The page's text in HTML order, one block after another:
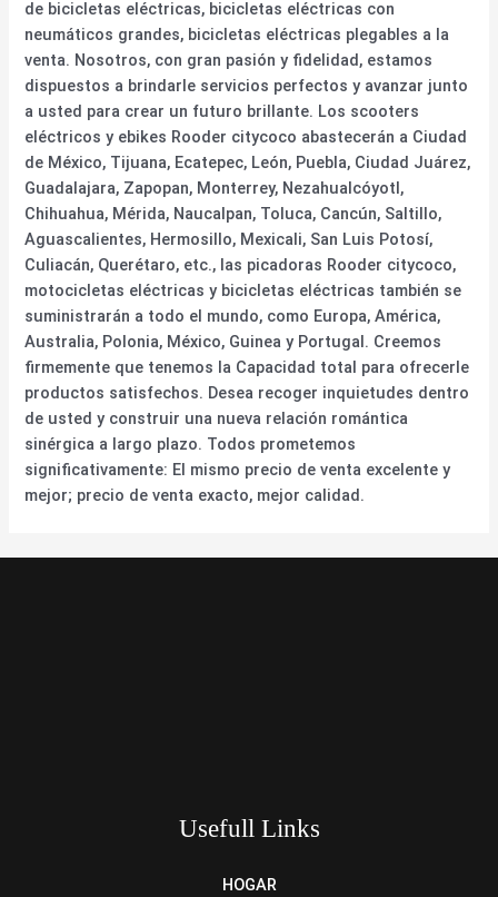
de bicicletas eléctricas, bicicletas eléctricas con
neumáticos grandes, bicicletas eléctricas plegables a la
venta. Nosotros, con gran pasión y fidelidad, estamos
dispuestos a brindarle servicios perfectos y avanzar junto
a usted para crear un futuro brillante. Los scooters
eléctricos y ebikes Rooder citycoco abastecerán a Ciudad
de México, Tijuana, Ecatepec, León, Puebla, Ciudad Juárez,
Guadalajara, Zapopan, Monterrey, Nezahualcóyotl,
Chihuahua, Mérida, Naucalpan, Toluca, Cancún, Saltillo,
Aguascalientes, Hermosillo, Mexicali, San Luis Potosí,
Culiacán, Querétaro, etc., las picadoras Rooder citycoco,
motocicletas eléctricas y bicicletas eléctricas también se
suministrarán a todo el mundo, como Europa, América,
Australia, Polonia, México, Guinea y Portugal. Creemos
firmemente que tenemos la Capacidad total para ofrecerle
productos satisfechos. Desea recoger inquietudes dentro
de usted y construir una nueva relación romántica
sinérgica a largo plazo. Todos prometemos
significativamente: El mismo precio de venta excelente y
mejor; precio de venta exacto, mejor calidad.
Usefull Links
HOGAR